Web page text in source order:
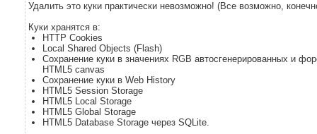
Удалить это куки практически невозможно! (Все возможно,
Куки хранятся в:
HTTP Cookies
Local Shared Objects (Flash)
Сохранение куки в значениях RGB автосгенерированных и
HTML5 canvas
Сохранение куки в Web History
HTML5 Session Storage
HTML5 Local Storage
HTML5 Global Storage
HTML5 Database Storage через SQLite.